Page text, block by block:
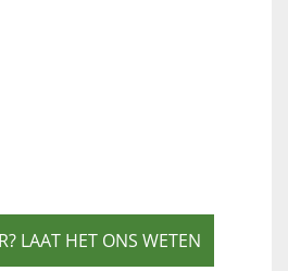
LAAT HET ONS WETEN